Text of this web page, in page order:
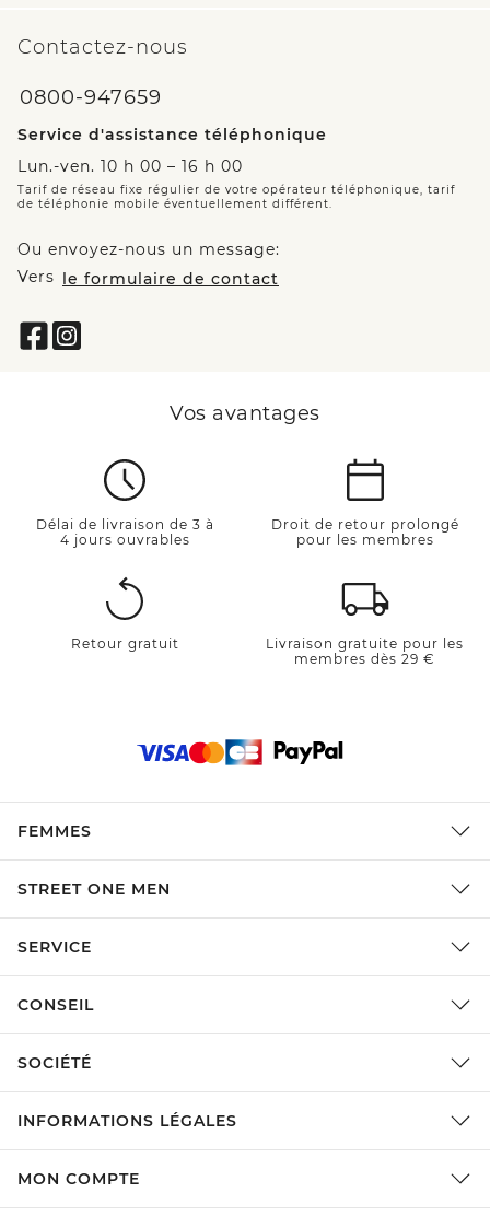
Contactez-nous
0800-947659
Service d'assistance téléphonique
Lun.-ven. 10 h 00 – 16 h 00
Tarif de réseau fixe régulier de votre opérateur téléphonique, tarif
de téléphonie mobile éventuellement différent.
Ou envoyez-nous un message:
Vers
le formulaire de contact
Vos avantages
Délai de livraison de 3 à
4 jours ouvrables
Droit de retour prolongé
pour les membres
Retour gratuit
Livraison gratuite pour les
membres dès 29 €
FEMMES
STREET ONE MEN
SERVICE
CONSEIL
SOCIÉTÉ
INFORMATIONS LÉGALES
MON COMPTE